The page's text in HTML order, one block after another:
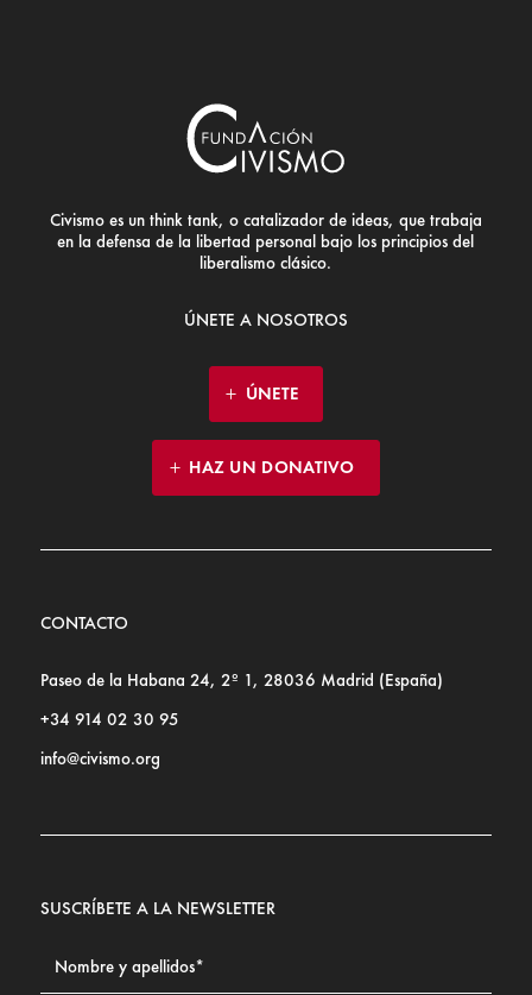
Civismo es un think tank, o catalizador de ideas, que trabaja
en la defensa de la libertad personal bajo los principios del
liberalismo clásico.
ÚNETE A NOSOTROS
ÚNETE
HAZ UN DONATIVO
CONTACTO
Paseo de la Habana 24, 2º 1, 28036 Madrid (España)
+34 914 02 30 95
info@civismo.org
SUSCRÍBETE A LA NEWSLETTER